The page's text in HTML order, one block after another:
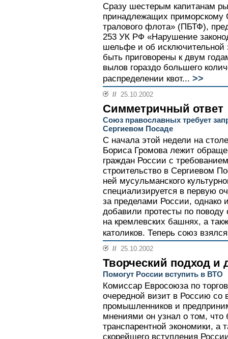
Сразу шестерым капитанам
принадлежащих приморскому
тралового флота» (ПБТФ),
253 УК РФ «Нарушение
шельфе и об исключительной
быть приговорены к двум
вылов гораздо большего
распределении квот... >>
// 25.10.2002
Симметричный ответ
Союз православных требует
Сергиевом Посаде
С начала этой недели на
Бориса Громова лежит
граждан России с
строительство в Сергиевом
ней мусульманского
специализируется в первую
за пределами России, однако
добавили протесты по поводу
на кремлевских башнях, а
католиков. Теперь союз
// 25.10.2002
Творческий подход и
Помогут России вступить в ВТО
Комиссар Евросоюза по
очередной визит в Россию со
промышленников и
мнениями он узнал о том,
транспарентной экономики, а
скорейшего вступления